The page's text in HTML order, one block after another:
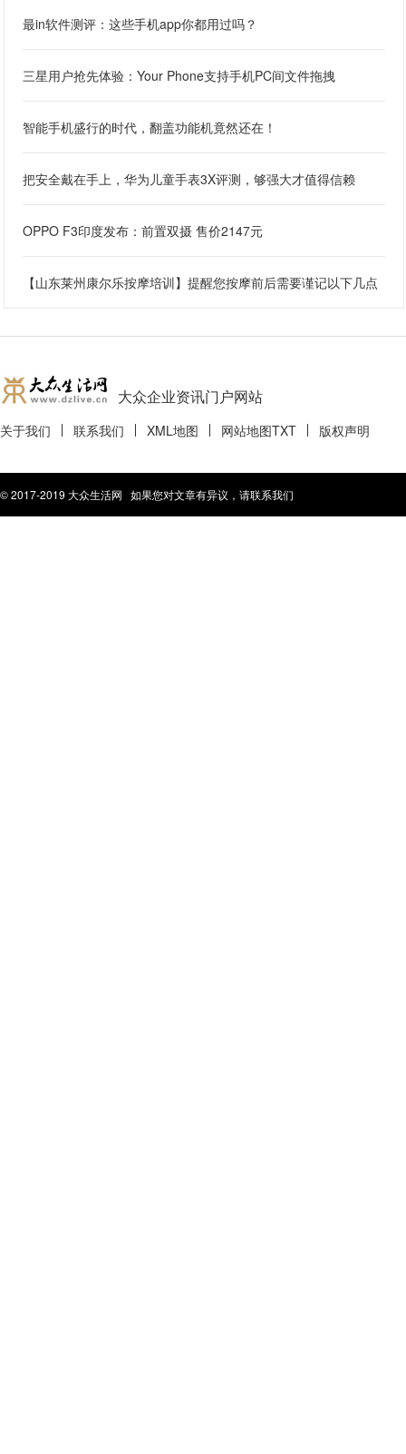
最in软件测评：这些手机app你都用过吗？
三星用户抢先体验：Your Phone支持手机PC间文件拖拽
智能手机盛行的时代，翻盖功能机竟然还在！
把安全戴在手上，华为儿童手表3X评测，够强大才值得信赖
OPPO F3印度发布：前置双摄 售价2147元
【山东莱州康尔乐按摩培训】提醒您按摩前后需要谨记以下几点
大众企业资讯门户网站
关于我们 联系我们 XML地图 网站地图TXT 版权声明
© 2017-2019 大众生活网 如果您对文章有异议，请联系我们